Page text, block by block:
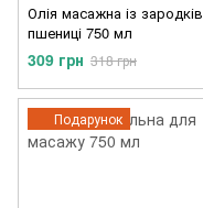
Олія масажна із зародків
пшениці 750 мл
309 грн 318 грн
Подарунок